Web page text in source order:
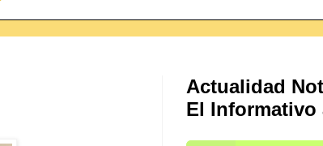
Actualidad
El Informativo